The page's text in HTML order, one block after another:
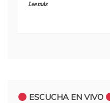
Lee más
ESCUCHA EN VIVO